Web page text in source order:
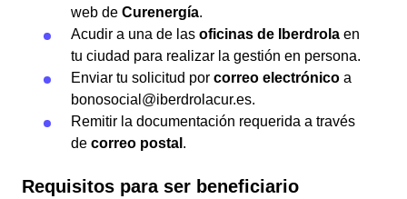
web de Curenergía.
Acudir a una de las oficinas de Iberdrola en
tu ciudad para realizar la gestión en persona.
Enviar tu solicitud por correo electrónico a
bonosocial@iberdrolacur.es.
Remitir la documentación requerida a través
de correo postal .
Requisitos para ser beneficiario